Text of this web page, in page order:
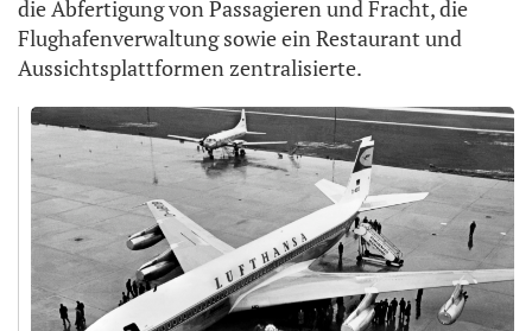
die Abfertigung von Passagieren und Fracht, die
Flughafenverwaltung sowie ein Restaurant und
Aussichtsplattformen zentralisierte.